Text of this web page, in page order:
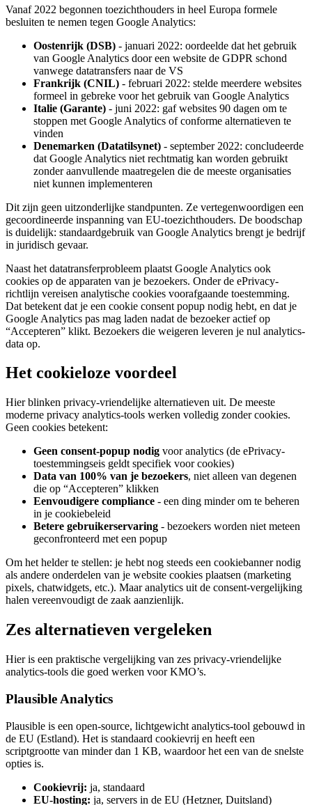
Vanaf 2022 begonnen toezichthouders in heel Europa formele
besluiten te nemen tegen Google Analytics:
Oostenrijk (DSB) - januari 2022: oordeelde dat het gebruik
van Google Analytics door een website de GDPR schond
vanwege datatransfers naar de VS
Frankrijk (CNIL) - februari 2022: stelde meerdere websites
formeel in gebreke voor het gebruik van Google Analytics
Italie (Garante) - juni 2022: gaf websites 90 dagen om te
stoppen met Google Analytics of conforme alternatieven te
vinden
Denemarken (Datatilsynet) - september 2022: concludeerde
dat Google Analytics niet rechtmatig kan worden gebruikt
zonder aanvullende maatregelen die de meeste organisaties
niet kunnen implementeren
Dit zijn geen uitzonderlijke standpunten. Ze vertegenwoordigen een
gecoordineerde inspanning van EU-toezichthouders. De boodschap
is duidelijk: standaardgebruik van Google Analytics brengt je bedrijf
in juridisch gevaar.
Naast het datatransferprobleem plaatst Google Analytics ook
cookies op de apparaten van je bezoekers. Onder de ePrivacy-
richtlijn vereisen analytische cookies voorafgaande toestemming.
Dat betekent dat je een cookie consent popup nodig hebt, en dat je
Google Analytics pas mag laden nadat de bezoeker actief op
“Accepteren” klikt. Bezoekers die weigeren leveren je nul analytics-
data op.
Het cookieloze voordeel
Hier blinken privacy-vriendelijke alternatieven uit. De meeste
moderne privacy analytics-tools werken volledig zonder cookies.
Geen cookies betekent:
Geen consent-popup nodig voor analytics (de ePrivacy-
toestemmingseis geldt specifiek voor cookies)
Data van 100% van je bezoekers, niet alleen van degenen
die op “Accepteren” klikken
Eenvoudigere compliance - een ding minder om te beheren
in je cookiebeleid
Betere gebruikerservaring - bezoekers worden niet meteen
geconfronteerd met een popup
Om het helder te stellen: je hebt nog steeds een cookiebanner nodig
als andere onderdelen van je website cookies plaatsen (marketing
pixels, chatwidgets, etc.). Maar analytics uit de consent-vergelijking
halen vereenvoudigt de zaak aanzienlijk.
Zes alternatieven vergeleken
Hier is een praktische vergelijking van zes privacy-vriendelijke
analytics-tools die goed werken voor KMO’s.
Plausible Analytics
Plausible is een open-source, lichtgewicht analytics-tool gebouwd in
de EU (Estland). Het is standaard cookievrij en heeft een
scriptgrootte van minder dan 1 KB, waardoor het een van de snelste
opties is.
Cookievrij: ja, standaard
EU-hosting: ja, servers in de EU (Hetzner, Duitsland)